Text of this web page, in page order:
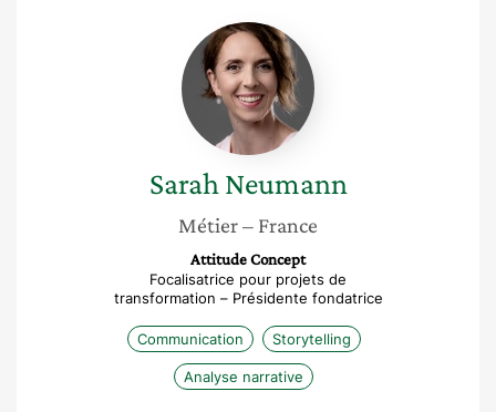
Sarah
Neumann
Sarah Neumann
Métier– France
Attitude Concept
Focalisatrice pour projets de
transformation – Présidente fondatrice
Communication Storytelling
Analyse narrative